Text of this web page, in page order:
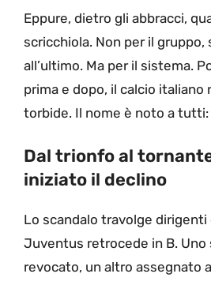
Eppure, dietro gli abbracci,
scricchiola. Non per il gruppo,
all’ultimo. Ma per il sistema.
prima e dopo, il calcio italiano
torbide. Il nome è noto a tutti:
Dal trionfo al
iniziato il declino
Lo scandalo travolge dirigenti
Juventus retrocede in B.
revocato, un altro assegnato